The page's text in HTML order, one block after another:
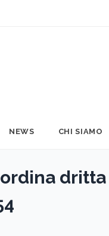
NEWS CHI SIAMO
dritta